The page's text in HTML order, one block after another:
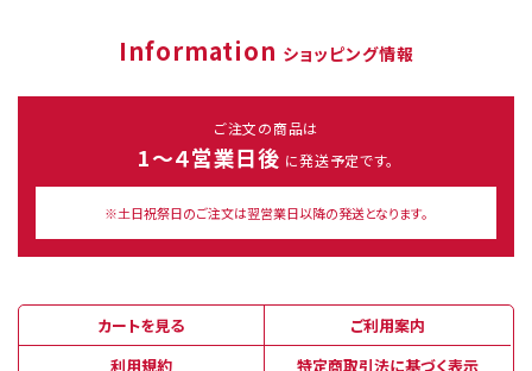
Information ショッピング情報
ご注文の商品は
1～４営業日後 に発送予定です。
※土日祝祭日のご注文は翌営業日以降の発送となります。
カートを見る
ご利用案内
利用規約
特定商取引法に基づく表示